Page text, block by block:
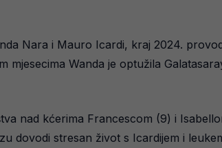
Nara i Mauro Icardi, kraj 2024.
Wanda je optužila
nad kćerima Francescom (9) i
dovodi stresan život s Icardijem i